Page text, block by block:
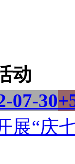
动
07-30
展“庆